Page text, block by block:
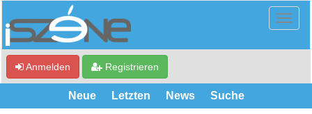
Anmelden Registrieren
Neue Letzten News Suche